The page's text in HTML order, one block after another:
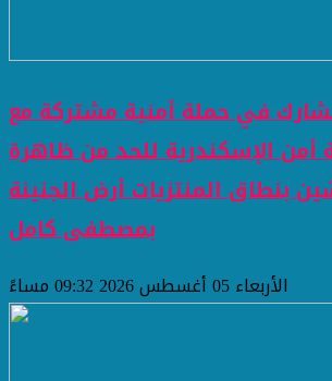
في حملة أمنية مشتركة مع
أمن الإسكندرية للحد من ظاهرة
بنطاق المنتزيات أرض الجنينة
بمصطفى كامل
الأربعاء 05 أغسطس 2026 09:32 مساءً